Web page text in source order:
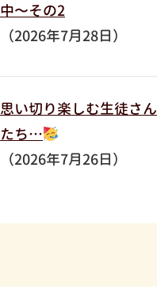
中〜その2
（2026年7月28日）
思い切り楽しむ生徒さん
たち…
（2026年7月26日）